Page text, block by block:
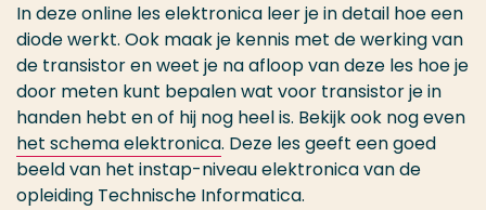
In deze online les elektronica leer je in detail hoe een
diode werkt. Ook maak je kennis met de werking van
de transistor en weet je na afloop van deze les hoe je
door meten kunt bepalen wat voor transistor je in
handen hebt en of hij nog heel is. Bekijk ook nog even
het schema elektronica. Deze les geeft een goed
beeld van het instap-niveau elektronica van de
opleiding Technische Informatica.